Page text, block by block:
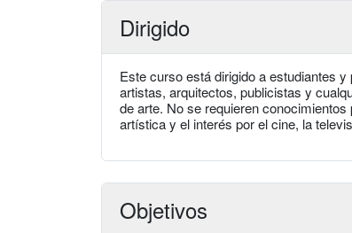
Dirigido
Este curso está dirigido a estudiantes
artistas, arquitectos, publicistas y
de arte. No se requieren
artística y el interés por el cine, la
Objetivos